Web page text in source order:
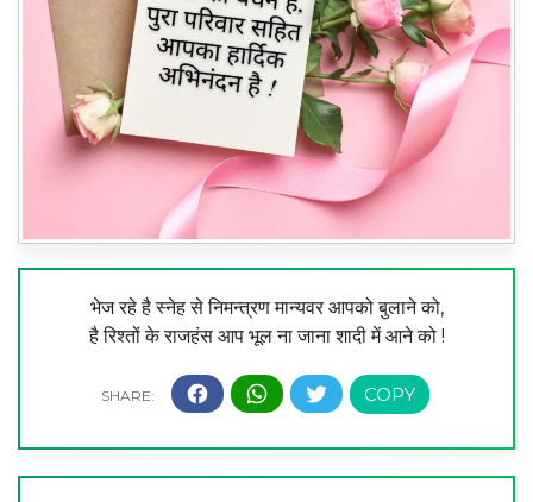
भेज रहे है स्नेह से निमन्त्रण मान्यवर आपको बुलाने को,
है रिश्तों के राजहंस आप भूल ना जाना शादी में आने को !